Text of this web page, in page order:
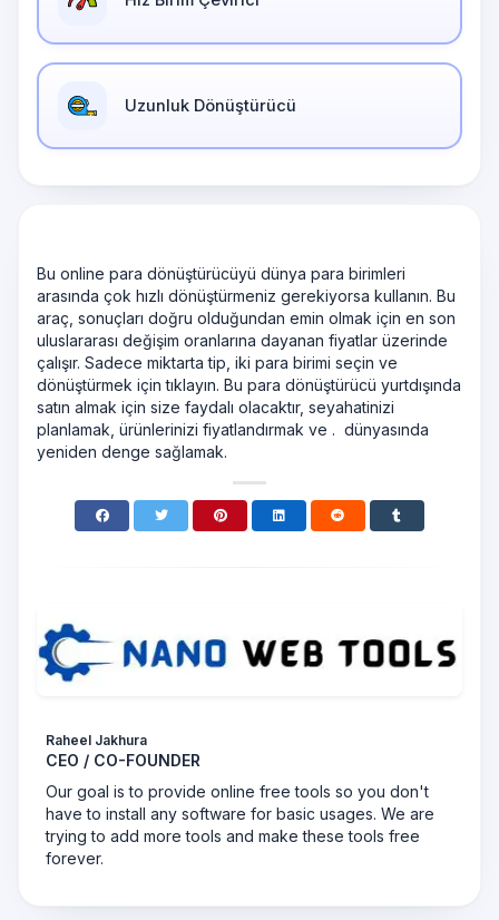
Uzunluk Dönüştürücü
Bu online para dönüştürücüyü dünya para birimleri
arasında çok hızlı dönüştürmeniz gerekiyorsa kullanın. Bu
araç, sonuçları doğru olduğundan emin olmak için en son
uluslararası değişim oranlarına dayanan fiyatlar üzerinde
çalışır. Sadece miktarta tip, iki para birimi seçin ve
dönüştürmek için tıklayın. Bu para dönüştürücü yurtdışında
satın almak için size faydalı olacaktır, seyahatinizi
planlamak, ürünlerinizi fiyatlandırmak ve . ‍‍ dünyasında
yeniden denge sağlamak.
Raheel Jakhura
CEO / CO-FOUNDER
Our goal is to provide online free tools so you don't
have to install any software for basic usages. We are
trying to add more tools and make these tools free
forever.